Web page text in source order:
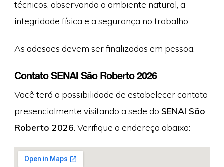
técnicos, observando o ambiente natural, a
integridade física e a segurança no trabalho.
As adesões devem ser finalizadas em pessoa.
Contato SENAI São Roberto 2026
Você terá a possibilidade de estabelecer contato
presencialmente visitando a sede do SENAI São
Roberto 2026 . Verifique o endereço abaixo: